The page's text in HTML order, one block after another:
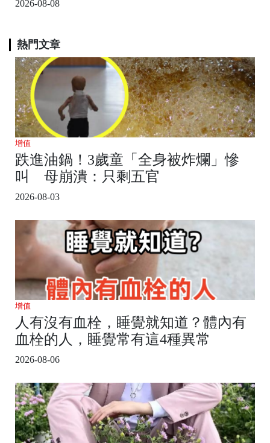
2026-08-08
熱門文章
增值
跌進油鍋！3歲童「全身被炸爛」慘
叫 母崩潰：只剩五官
2026-08-03
增值
人有沒有血栓，睡覺就知道？體內有
血栓的人，睡覺常有這4種異常
2026-08-06